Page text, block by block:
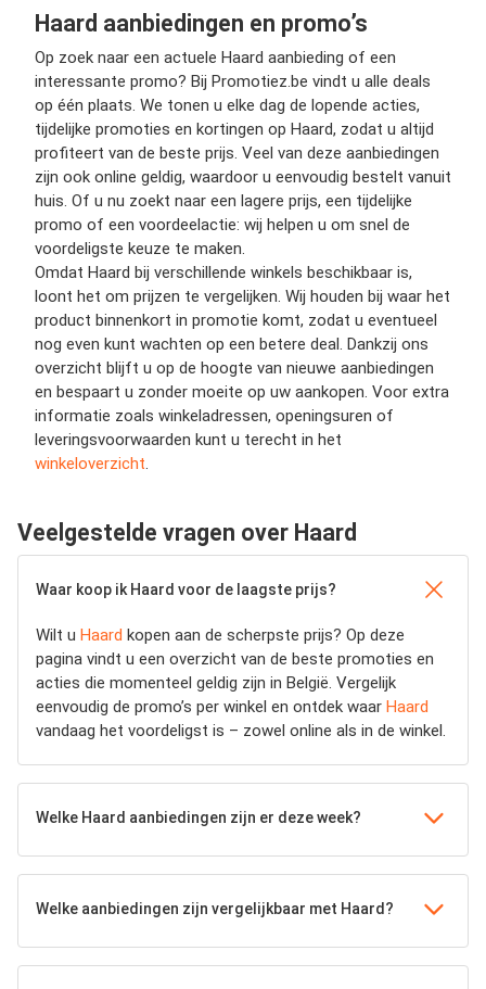
Haard aanbiedingen en promo’s
Op zoek naar een actuele Haard aanbieding of een
interessante promo? Bij Promotiez.be vindt u alle deals
op één plaats. We tonen u elke dag de lopende acties,
tijdelijke promoties en kortingen op Haard, zodat u altijd
profiteert van de beste prijs. Veel van deze aanbiedingen
zijn ook online geldig, waardoor u eenvoudig bestelt vanuit
huis. Of u nu zoekt naar een lagere prijs, een tijdelijke
promo of een voordeelactie: wij helpen u om snel de
voordeligste keuze te maken.
Omdat Haard bij verschillende winkels beschikbaar is,
loont het om prijzen te vergelijken. Wij houden bij waar het
product binnenkort in promotie komt, zodat u eventueel
nog even kunt wachten op een betere deal. Dankzij ons
overzicht blijft u op de hoogte van nieuwe aanbiedingen
en bespaart u zonder moeite op uw aankopen. Voor extra
informatie zoals winkeladressen, openingsuren of
leveringsvoorwaarden kunt u terecht in het
winkeloverzicht
Veelgestelde vragen over Haard
Waar koop ik Haard voor de laagste prijs?
Wilt u Haard kopen aan de scherpste prijs? Op deze
pagina vindt u een overzicht van de beste promoties en
acties die momenteel geldig zijn in België. Vergelijk
eenvoudig de promo’s per winkel en ontdek waar Haard
vandaag het voordeligst is – zowel online als in de winkel.
Welke Haard aanbiedingen zijn er deze week?
Welke aanbiedingen zijn vergelijkbaar met Haard?